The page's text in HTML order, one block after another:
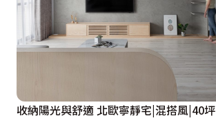
收納陽光與舒適 北歐寧靜宅|混搭風|40坪